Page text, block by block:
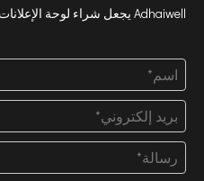
Adhaiwell يجعل شراء لوحة الإعلانات أمرًا سهلاً.